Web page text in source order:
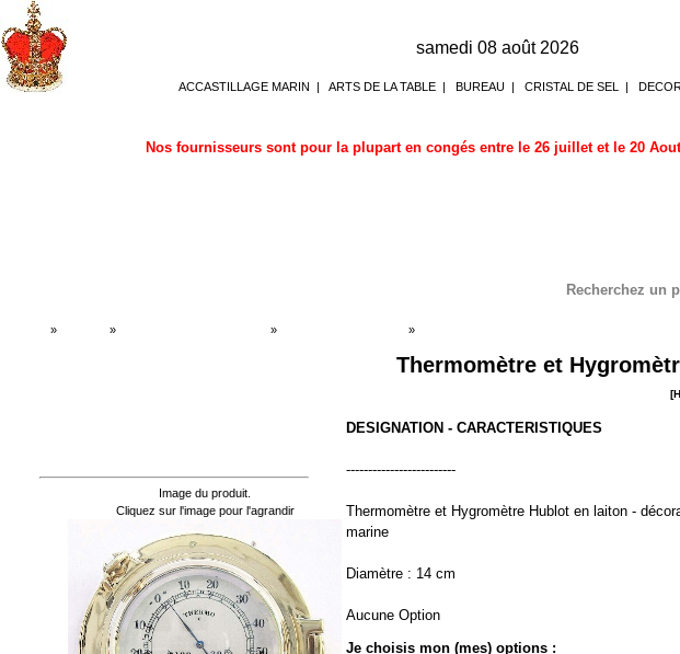
samedi 08 août 2026
ACCASTILLAGE MARIN | ARTS DE LA TABLE | BUREAU | CRISTAL DE SEL |
Nos fournisseurs sont pour la plupart en congés entre le 26 juillet et le 20
Recherchez un
» » » »
Thermomètre et
Image du produit.
Cliquez sur l'image pour l'agrandir
DESIGNATION - CARACTERISTIQUES
-------------------------
Thermomètre et Hygromètre Hublot en laiton -
marine
Diamètre : 14 cm
Aucune Option
Je choisis mon (mes) options :